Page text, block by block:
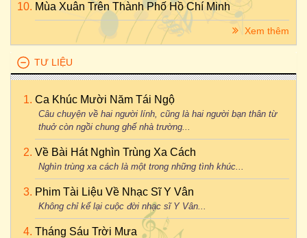
Mùa Xuân Trên Thành Phố Hồ Chí Minh
Xem thêm
TƯ LIỆU
Ca Khúc Mười Năm Tái Ngộ
Câu chuyện về hai người lính, cũng là hai người bạn thân từ
thuở còn ngồi chung ghế nhà trường...
Về Bài Hát Nghìn Trùng Xa Cách
Nghìn trùng xa cách là một trong những tình khúc...
Phim Tài Liệu Về Nhạc Sĩ Y Vân
Không chỉ kể lại cuộc đời nhạc sĩ Y Vân...
Tháng Sáu Trời Mưa